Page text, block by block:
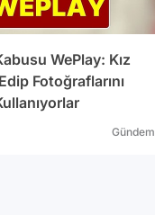
WePlay: Kız
Fotoğraflarını
Gündem